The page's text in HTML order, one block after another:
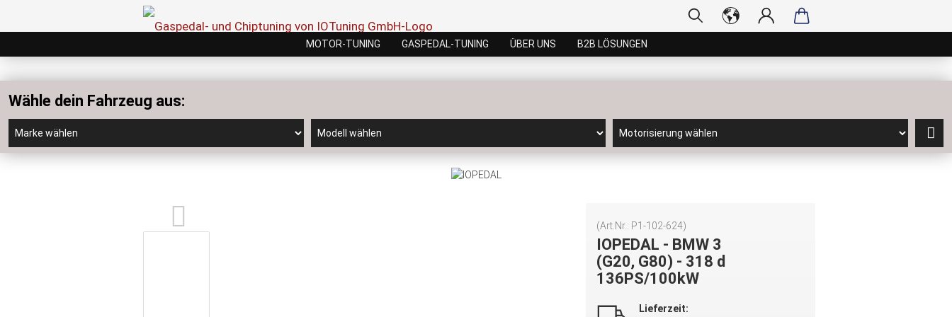
MOTOR-TUNING GASPEDAL-TUNING ÜBER UNS B2B LÖSUNGEN
Wähle dein Fahrzeug aus:
(Art.Nr.: P1-102-624)
IOPEDAL - BMW 3
(G20, G80) - 318 d
136PS/100kW
Lieferzeit: